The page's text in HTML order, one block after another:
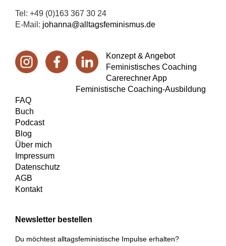
Tel: +49 (0)163 367 30 24
E-Mail: johanna@alltagsfeminismus.de
Konzept & Angebot
Feministisches Coaching
Carerechner App
Feministische Coaching-Ausbildung
FAQ
Buch
Podcast
Blog
Über mich
Impressum
Datenschutz
AGB
Kontakt
Newsletter bestellen
Du möchtest alltagsfeministische Impulse erhalten?